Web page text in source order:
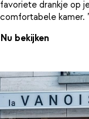
favoriete drankje op
comfortabele kamer.
Vanuit het dorp
de grootste
aan pistes ontdek je
van het land. In drie
en misschien zelfs
Nu bekijken